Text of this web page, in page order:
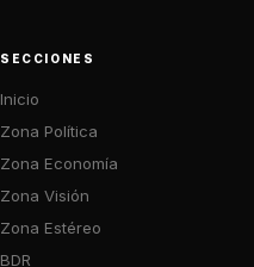
SECCIONES
Inicio
Zona Política
Zona Economía
Zona Visión
Zona Estéreo
BDR